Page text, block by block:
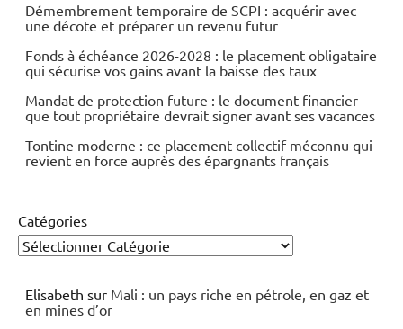
Démembrement temporaire de SCPI : acquérir avec
une décote et préparer un revenu futur
Fonds à échéance 2026-2028 : le placement obligataire
qui sécurise vos gains avant la baisse des taux
Mandat de protection future : le document financier
que tout propriétaire devrait signer avant ses vacances
Tontine moderne : ce placement collectif méconnu qui
revient en force auprès des épargnants français
Catégories
Elisabeth sur Mali : un pays riche en pétrole, en gaz et
en mines d’or